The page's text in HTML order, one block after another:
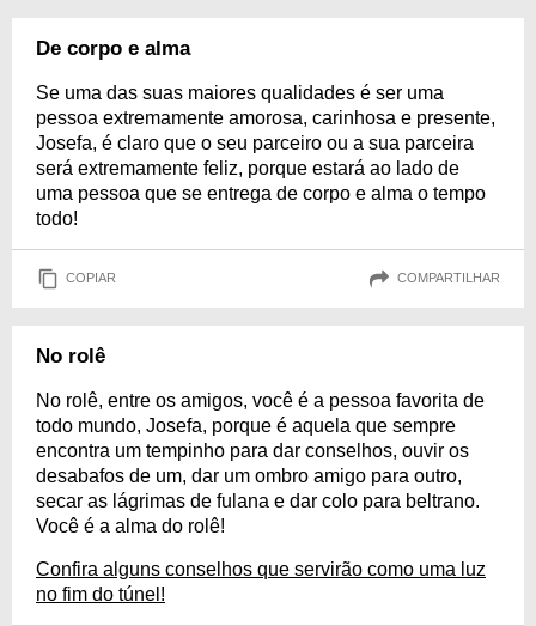
De corpo e alma
Se uma das suas maiores qualidades é ser uma
pessoa extremamente amorosa, carinhosa e presente,
Josefa, é claro que o seu parceiro ou a sua parceira
será extremamente feliz, porque estará ao lado de
uma pessoa que se entrega de corpo e alma o tempo
todo!
COPIAR COMPARTILHAR
No rolê
No rolê, entre os amigos, você é a pessoa favorita de
todo mundo, Josefa, porque é aquela que sempre
encontra um tempinho para dar conselhos, ouvir os
desabafos de um, dar um ombro amigo para outro,
secar as lágrimas de fulana e dar colo para beltrano.
Você é a alma do rolê!
Confira alguns conselhos que servirão como uma luz
no fim do túnel!